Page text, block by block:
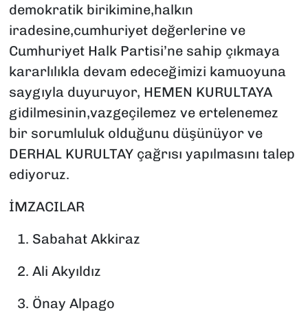
demokratik birikimine,halkın
iradesine,cumhuriyet değerlerine ve
Cumhuriyet Halk Partisi’ne sahip çıkmaya
kararlılıkla devam edeceğimizi kamuoyuna
saygıyla duyuruyor, HEMEN KURULTAYA
gidilmesinin,vazgeçilemez ve ertelenemez
bir sorumluluk olduğunu düşünüyor ve
DERHAL KURULTAY çağrısı yapılmasını talep
ediyoruz.
İMZACILAR
1.⁠ ⁠Sabahat Akkiraz
2.⁠ ⁠Ali Akyıldız
3.⁠ ⁠Önay Alpago